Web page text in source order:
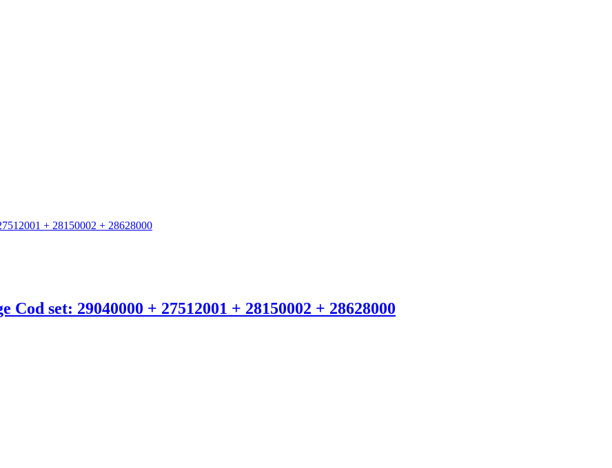
set: 29040000 + 27512001 + 28150002 + 28628000